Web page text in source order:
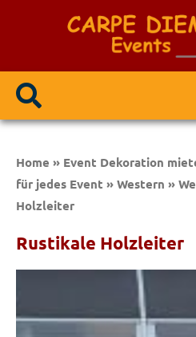
Home » Event Dekoration
für jedes Event » Western »
Holzleiter
Rustikale Holzleiter